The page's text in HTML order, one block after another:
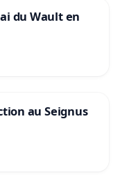
du Wault en
au Seignus